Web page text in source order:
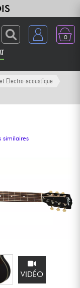
0
Electro-acoustique
similaires
VIDÉO